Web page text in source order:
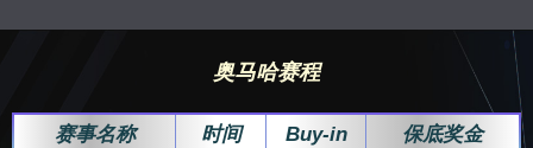
奥马哈赛程
赛事名称 时间 Buy-in 保底奖金